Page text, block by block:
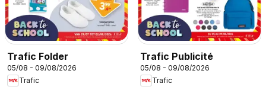
Trafic Folder
05/08 - 09/08/2026
Trafic
Trafic Publicité
05/08 - 09/08/2026
Trafic